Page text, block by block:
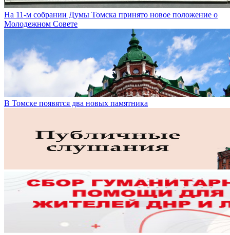
На 11-м собрании Думы Томска принято новое положение о
Молодежном Совете
В Томске появятся два новых памятника